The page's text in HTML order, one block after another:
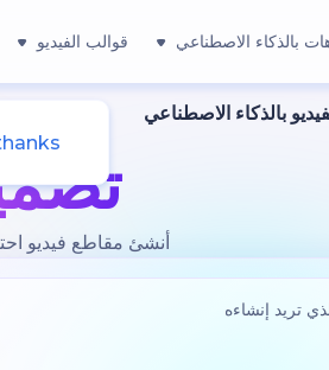
بالذكاء الاصطناعي قوالب الفيديو
بالذكاء الاصطناعي
أنشئ مقاطع فيديو